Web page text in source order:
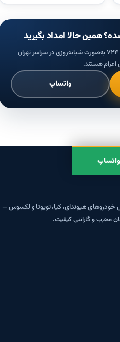
همین حالا امداد بگیرید
کارشناسان امداد خودرو هیوندای ۷۲۴ به‌صورت شبانه‌روزی در سراسر تهران
اعزام هستند.
واتساپ
واتساپ
هیوندای، کیا، تویوتا و لکسوس —
مجرب و گارانتی کیفیت.